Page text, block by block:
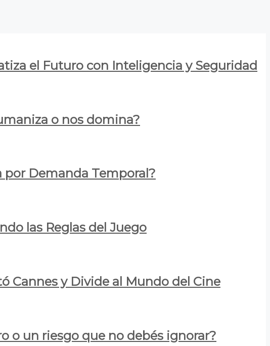
el Futuro con Inteligencia y Seguridad
o nos domina?
por Demanda Temporal?
las Reglas del Juego
Cannes y Divide al Mundo del Cine
o un riesgo que no debés ignorar?